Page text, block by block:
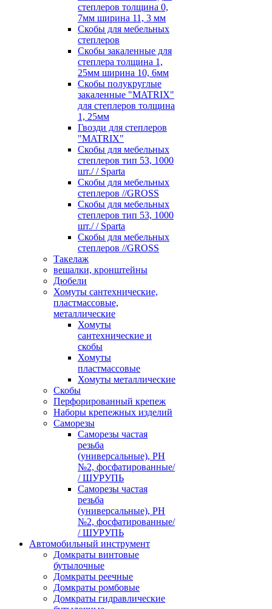
степлеров толщина 0,
7мм ширина 11, 3 мм
Скобы для мебельных
степлеров
Скобы закаленные для
степлера толщина 1,
25мм ширина 10, 6мм
Скобы полукруглые
закаленные "MATRIX"
для степлеров толщина
1, 25мм
Гвозди для степлеров
"MATRIX"
Скобы для мебельных
степлеров тип 53, 1000
шт./ / Sparta
Скобы для мебельных
степлеров //GROSS
Скобы для мебельных
степлеров тип 53, 1000
шт./ / Sparta
Скобы для мебельных
степлеров //GROSS
Такелаж
вешалки, кронштейны
Дюбели
Хомуты сантехнические,
пластмассовые,
металлические
Хомуты
сантехнические и
скобы
Хомуты
пластмассовые
Хомуты металлические
Скобы
Перфорированный крепеж
Наборы крепежных изделий
Саморезы
Саморезы частая
резьба
(универсальные), PH
№2, фосфатированные/
/ ШУРУПЬ
Саморезы частая
резьба
(универсальные), PH
№2, фосфатированные/
/ ШУРУПЬ
Автомобильный инструмент
Домкраты винтовые
бутылочные
Домкраты реечные
Домкраты ромбовые
Домкраты гидравлические